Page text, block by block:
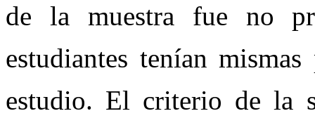
de la muestra fue no
estudiantes tenían
estudio. El criterio de la